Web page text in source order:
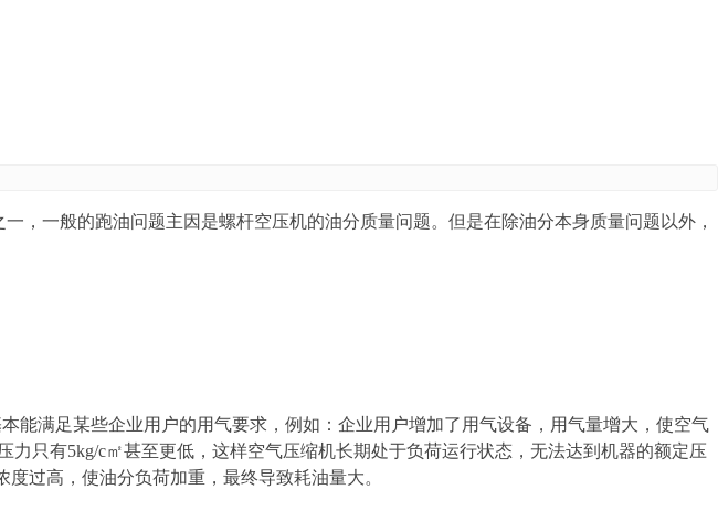
一般的跑油问题主因是螺杆空压机的油分质量问题。但是在除油分本身质量问题以外，
满足某些企业用户的用气要求，例如：企业用户增加了用气设备，用气量增大，使空气
只有5kg/c㎡甚至更低，这样空气压缩机长期处于负荷运行状态，无法达到机器的额定压
过高，使油分负荷加重，最终导致耗油量大。